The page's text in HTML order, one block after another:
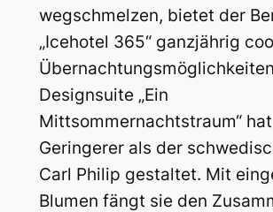
wegschmelzen, bietet der
„Icehotel 365“ ganzjährig
Designsuite „Ein
Mittsommernachtstraum“
Geringerer als der
Carl Philip gestaltet. Mit
Blumen fängt sie den